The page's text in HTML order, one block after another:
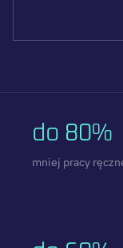
do 80%
mniej pracy